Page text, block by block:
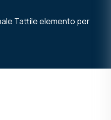
Tattile elemento per